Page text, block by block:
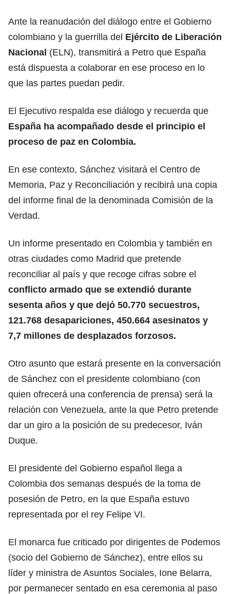
Ante la reanudación del diálogo entre el Gobierno
colombiano y la guerrilla del Ejército de Liberación
Nacional (ELN), transmitirá a Petro que España
está dispuesta a colaborar en ese proceso en lo
que las partes puedan pedir.
El Ejecutivo respalda ese diálogo y recuerda que
España ha acompañado desde el principio el
proceso de paz en Colombia.
En ese contexto, Sánchez visitará el Centro de
Memoria, Paz y Reconciliación y recibirá una copia
del informe final de la denominada Comisión de la
Verdad.
Un informe presentado en Colombia y también en
otras ciudades como Madrid que pretende
reconciliar al país y que recoge cifras sobre el
conflicto armado que se extendió durante
sesenta años y que dejó 50.770 secuestros,
121.768 desapariciones, 450.664 asesinatos y
7,7 millones de desplazados forzosos.
Otro asunto que estará presente en la conversación
de Sánchez con el presidente colombiano (con
quien ofrecerá una conferencia de prensa) será la
relación con Venezuela, ante la que Petro pretende
dar un giro a la posición de su predecesor, Iván
Duque.
El presidente del Gobierno español llega a
Colombia dos semanas después de la toma de
posesión de Petro, en la que España estuvo
representada por el rey Felipe VI.
El monarca fue criticado por dirigentes de Podemos
(socio del Gobierno de Sánchez), entre ellos su
líder y ministra de Asuntos Sociales, Ione Belarra,
por permanecer sentado en esa ceremonia al paso